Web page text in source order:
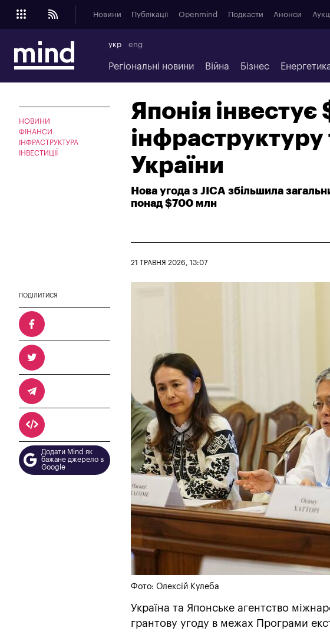
Новини Публікації Openmind Подкасти Анонси
укр eng
Регіональні новини Війна Бізнес
НОВИНИ
ФІНАНСИ
ІНФРАСТРУКТУРА
ІНВЕСТИЦІЇ
Японія
України
Нова угода з JICA збільшила
понад $700 млн
21 ТРАВНЯ 2026, 13:07
ПОДІЛИТИСЯ
Додати Mind як
бажане джерело в
Google
Фото: Олексій Кулеба
Україна та Японське агентство
грантову угоду в межах Програми